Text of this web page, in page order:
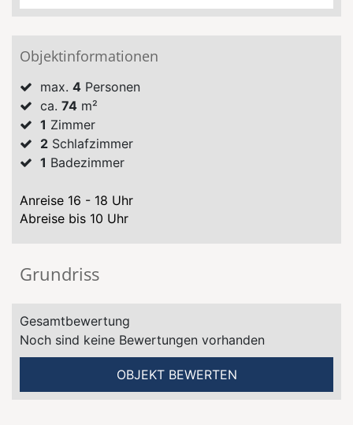
Objektinformationen
max. 4 Personen
ca. 74 m²
1 Zimmer
2 Schlafzimmer
1 Badezimmer
Anreise 16 - 18 Uhr
Abreise bis 10 Uhr
Grundriss
Gesamtbewertung
Noch sind keine Bewertungen vorhanden
OBJEKT BEWERTEN